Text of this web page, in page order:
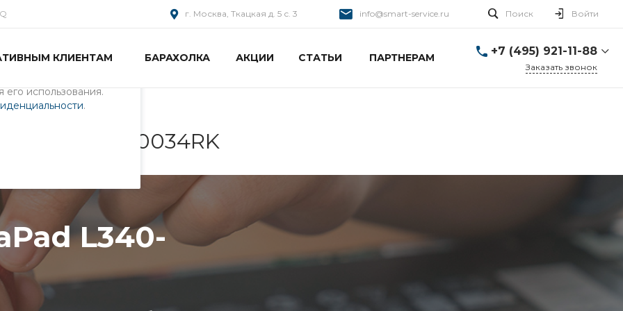
и
использования.
.
г. Москва, Ткацкая д. 5 с. 3 info@smart-service.ru Поиск Войти
КЛИЕНТАМ БАРАХОЛКА АКЦИИ СТАТЬИ ПАРТНЕРАМ
+7 (495) 921-11-88
Заказать звонок
17IRH-81LL0034RK
L340-